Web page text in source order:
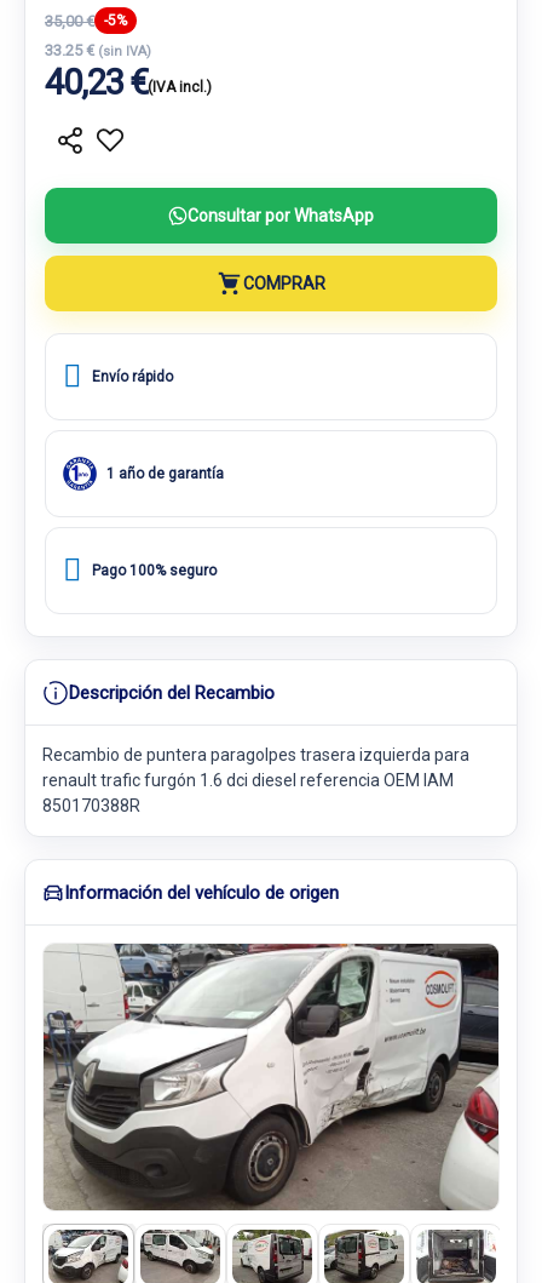
35,00 € -5%
33.25 € (sin IVA)
40,23 €(IVA incl.)
Consultar por WhatsApp
COMPRAR
Envío rápido
1 año de garantía
Pago 100% seguro
Descripción del Recambio
Recambio de puntera paragolpes trasera izquierda para
renault trafic furgón 1.6 dci diesel referencia OEM IAM
850170388R
Información del vehículo de origen